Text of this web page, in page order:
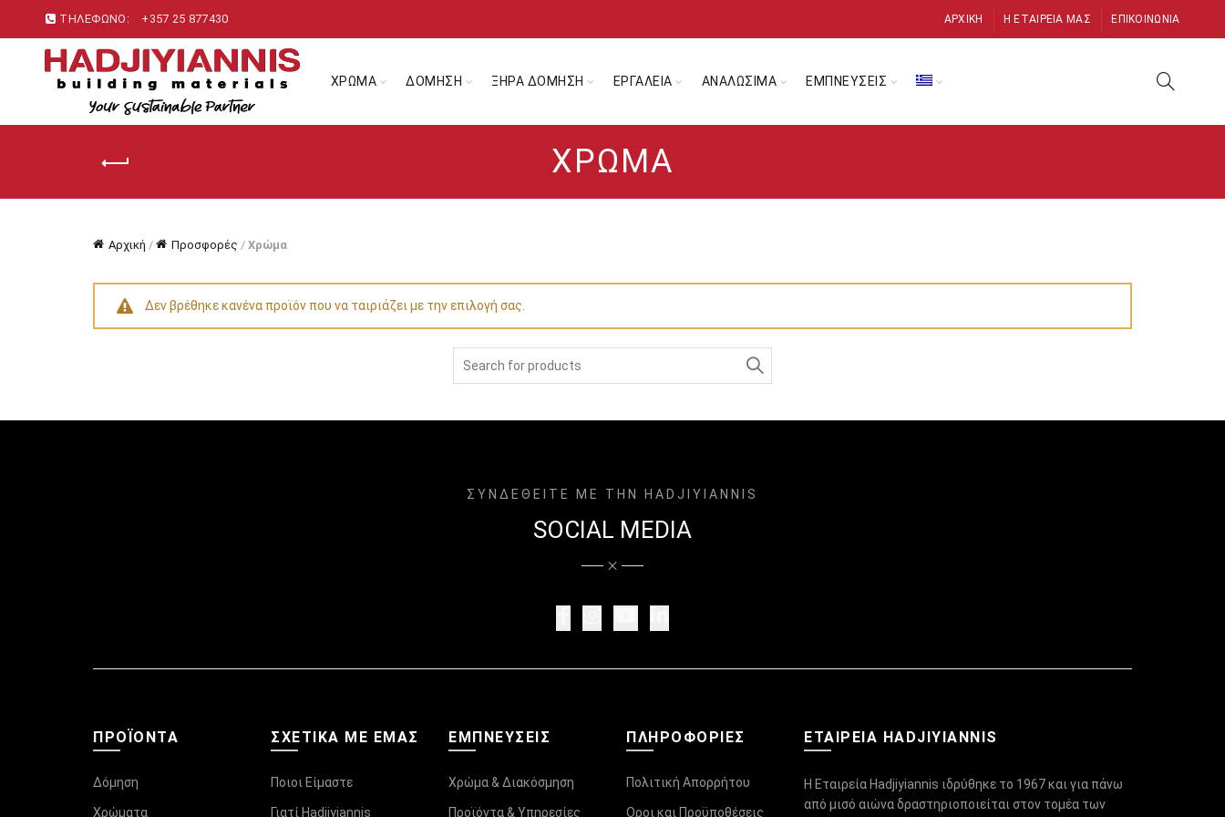
ΤΗΛΕΦΩΝΟ: +357 25 877430 ΑΡΧΙΚΉ Η ΕΤΑΙΡΕΊΑ ΜΑΣ ΕΠΙΚΟΙΝΩΝΊΑ
ΧΡΩΜΑ ΔΟΜΗΣΗ ΞΗΡΑ ΔΟΜΗΣΗ ΕΡΓΑΛΕΙΑ ΑΝΑΛΩΣΙΜΑ ΕΜΠΝΕΥΣΕΙΣ
ΧΡΏΜΑ
Αρχική / Προσφορές / Χρώμα
Δεν βρέθηκε κανένα προϊόν που να ταιριάζει με την επιλογή σας.
ΣΥΝΔΕΘΕΙΤΕ ΜΕ ΤΗΝ HADJIYIANNIS
SOCIAL MEDIA
ΠΡΟΪΌΝΤΑ
Δόμηση
Χρώματα
ΣΧΕΤΙΚΆ ΜΕ ΕΜΑΣ
Ποιοι Είμαστε
Γιατί Hadjiyiannis
ΕΜΠΝΕΥΣΕΙΣ
Χρώμα & Διακόσμηση
Προϊόντα & Υπηρεσίες
ΠΛΗΡΟΦΟΡΊΕΣ
Πολιτική Απορρήτου
Οροι και Προϋποθέσεις
ΕΤΑΙΡΕΙΑ HADJIYIANNIS
Η Εταιρεία Hadjiyiannis ιδρύθηκε το 1967 και για πάνω
από μισό αιώνα δραστηριοποιείται στον τομέα των